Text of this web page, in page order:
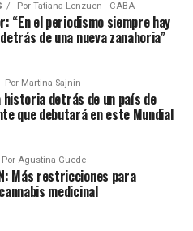
Por Tatiana Lenzuen - CABA
“En el periodismo siempre hay
de una nueva zanahoria”
Por Martina Sajnin
historia detrás de un país de
que debutará en este Mundial
Por Agustina Guede
Más restricciones para
medicinal